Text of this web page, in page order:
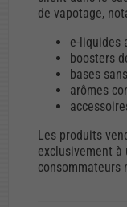
de vapotage,
e-liquides
boosters
bases
arômes
Les produits
exclusivement à
consommateurs